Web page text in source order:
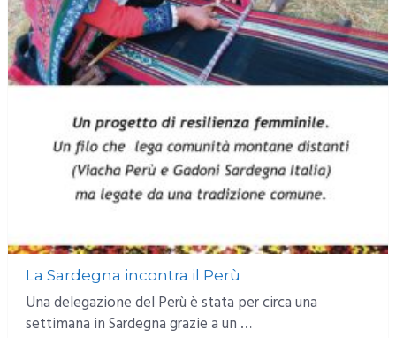
La Sardegna incontra il Perù
Una delegazione del Perù è stata per circa una
settimana in Sardegna grazie a un …